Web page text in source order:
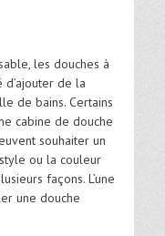
les douches à
de la
de bains. Certains
cabine de douche
souhaiter un
ou la couleur
façons. L’une
une douche